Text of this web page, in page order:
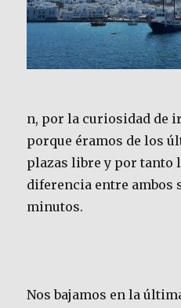
n, por la curiosidad de
porque éramos de los
plazas libre y por tanto
diferencia entre ambos
minutos.
Nos bajamos en la